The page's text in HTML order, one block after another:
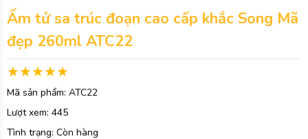
Ấm tử sa trúc đoạn cao cấp khắc Song Mã
đẹp 260ml ATC22
Mã sản phẩm: ATC22
Lượt xem: 445
Tình trạng: Còn hàng